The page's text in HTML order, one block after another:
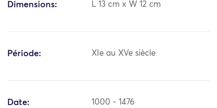
Dimensions: L 13 cm x W 12 cm
Période: XIe au XVe siècle
Date: 1000 - 1476